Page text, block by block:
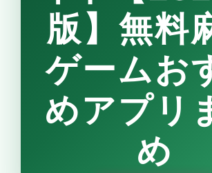
版】無料
ゲームお
めアプリ
め